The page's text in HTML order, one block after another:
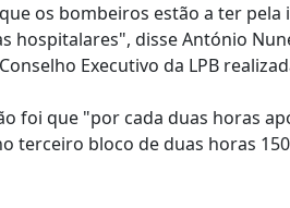
os bombeiros estão a ter pela
hospitalares", disse António
Executivo da LPB
foi que "por cada duas horas
terceiro bloco de duas horas